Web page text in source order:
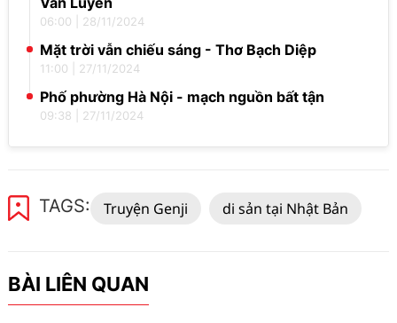
06:00 28/11/2024
Mặt trời vẫn chiếu sáng - Thơ Bạch Diệp
11:00 27/11/2024
Phố phường Hà Nội - mạch nguồn bất tận
09:38 27/11/2024
TAGS: Truyện Genji di sản tại Nhật Bản
BÀI LIÊN QUAN